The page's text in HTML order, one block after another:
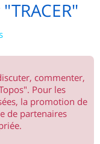
commenter,
Pour les
la promotion de
de partenaires